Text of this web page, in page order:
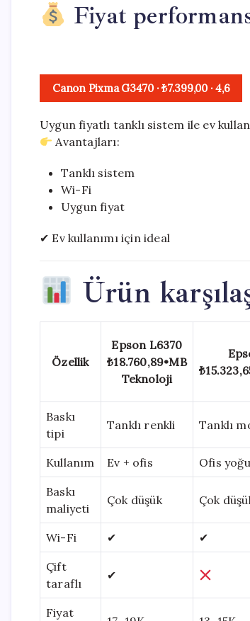
Fiyat
Canon Pixma G3470· ₺7.399,00·4,6
Uygun fiyatlı tanklı sistem ile ev
Avantajları:
Tanklı sistem
Wi-Fi
Uygun fiyat
✔ Ev kullanımı için ideal
Ürün
Özellik
Epson L6370
₺18.760,89•MB
Teknoloji
Baskı
tipi
Tanklı renkli Tanklı
Kullanım Ev + ofis Ofis
Baskı
maliyeti
Çok düşük Çok
Wi-Fi ✔ ✔
Çift
taraflı
✔
Fiyat